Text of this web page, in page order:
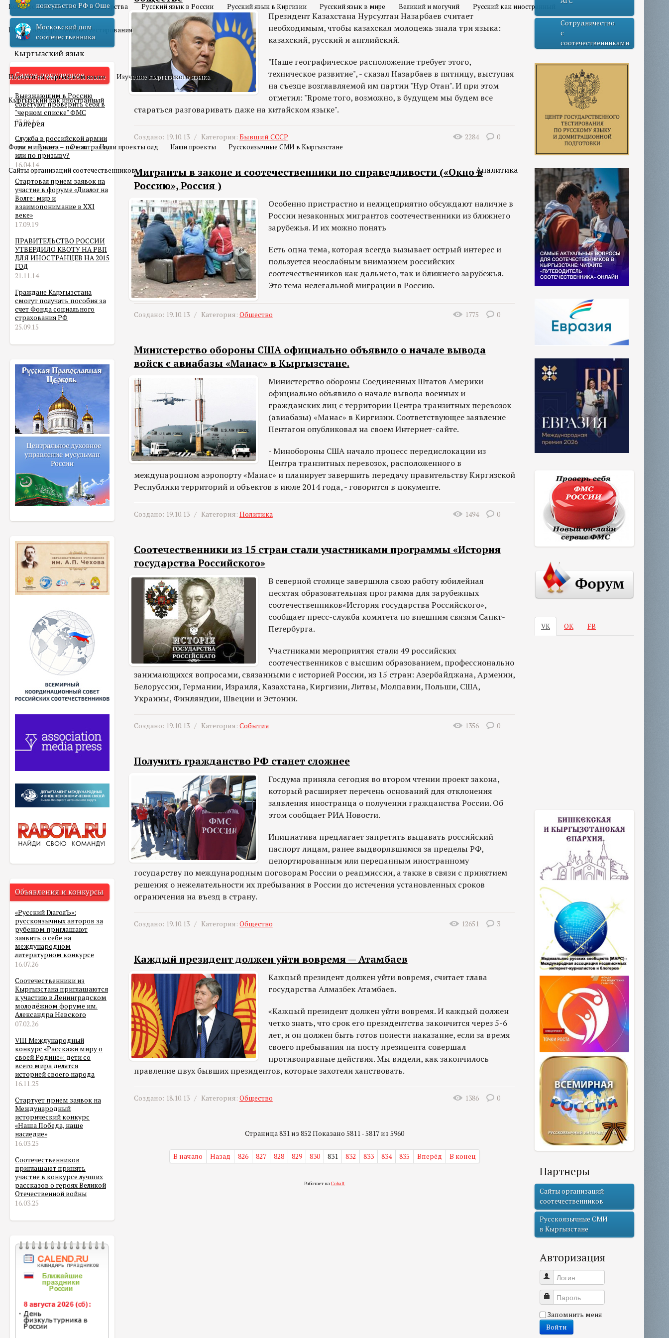
Конкурс педагогического мастерства Русский язык в России Русский язык в Киргизии Русский язык в мире Великий и могучий Русский как иностранный
Центр государственного тестирования
Кыргызский язык
Новости на кыргызском языке Изучение кыргызского языка
Кыргызский как иностранный
Галерея
Фото Видео О нас Наши проекты олд Наши проекты Русскоязычные СМИ в Кыргызстане
Сайты организаций соотечественников Аналитика
консульство РФ в Оше
Московский дом
соотечественника
Самое популярное
Выезжающим в Россию
советуют проверить себя в
"черном списке" ФМС
03.06.14
Служба в российской армии
для мигранта – по контракту
или по призыву?
16.04.14
Стартовал прием заявок на
участие в форуме «Диалог на
Волге: мир и
взаимопонимание в XXI
веке»
17.09.19
ПРАВИТЕЛЬСТВО РОССИИ
УТВЕРДИЛО КВОТУ НА РВП
ДЛЯ ИНОСТРАНЦЕВ НА 2015
ГОД
21.11.14
Граждане Кыргызстана
смогут получать пособия за
счет Фонда социального
страхования РФ
25.09.15
Объявления и конкурсы
«Русский ГлаголЪ»:
русскоязычных авторов за
рубежом приглашают
заявить о себе на
международном
литературном конкурсе
16.07.26
Соотечественники из
Кыргызстана приглашаются
к участию в Ленинградском
молодёжном форуме им.
Александра Невского
07.02.26
VIII Международный
конкурс «Расскажи миру о
своей Родине»: дети со
всего мира делятся
историей своего народа
16.11.25
Стартует прием заявок на
Международный
исторический конкурс
«Наша Победа, наше
наследие»
16.03.25
Соотечественников
приглашают принять
участие в конкурсе лучших
рассказов о героях Великой
Отечественной войны
16.03.25
Президент Казахстана Нурсултан Назарбаев считает
необходимым, чтобы казахская молодежь знала три языка:
казахский, русский и английский.
"Наше географическое расположение требует этого,
техническое развитие", - сказал Назарбаев в пятницу, выступая
на съезде возглавляемой им партии "Нур Отан". И при этом
отметил: "Rроме того, возможно, в будущем мы будем все
стараться разговаривать даже на китайском языке".
Создано: 19.10.13 / Категория: Бывший СССР 2284 0
Мигранты в законе и соотечественники по справедливости («Окно в
Россию», Россия )
Особенно пристрастно и нелицеприятно обсуждают наличие в
России незаконных мигрантов соотечественники из ближнего
зарубежья. И их можно понять
Есть одна тема, которая всегда вызывает острый интерес и
пользуется неослабным вниманием российских
соотечественников как дальнего, так и ближнего зарубежья.
Это тема нелегальной миграции в Россию.
Создано: 19.10.13 / Категория: Общество 1775 0
Министерство обороны США официально объявило о начале вывода
войск с авиабазы «Манас» в Кыргызстане.
Министерство обороны Соединенных Штатов Америки
официально объявило о начале вывода военных и
гражданских лиц с территории Центра транзитных перевозок
(авиабазы) «Манас» в Киргизии. Соответствующее заявление
Пентагон опубликовал на своем Интернет-сайте.
- Минобороны США начало процесс передислокации из
Центра транзитных перевозок, расположенного в
международном аэропорту «Манас» и планирует завершить передачу правительству Киргизской
Республики территорий и объектов в июле 2014 года, - говорится в документе.
Создано: 19.10.13 / Категория: Политика 1494 0
Соотечественники из 15 стран стали участниками программы «История
государства Российского»
В северной столице завершила свою работу юбилейная
десятая образовательная программа для зарубежных
соотечественников«История государства Российского»,
сообщает пресс-служба комитета по внешним связям Санкт-
Петербурга.
Участниками мероприятия стали 49 российских
соотечественников с высшим образованием, профессионально
занимающихся вопросами, связанными с историей России, из 15 стран: Азербайджана, Армении,
Белоруссии, Германии, Израиля, Казахстана, Киргизии, Литвы, Молдавии, Польши, США,
Украины, Финляндии, Швеции и Эстонии.
Создано: 19.10.13 / Категория: События 1356 0
Получить гражданство РФ станет сложнее
Госдума приняла сегодня во втором чтении проект закона,
который расширяет перечень оснований для отклонения
заявления иностранца о получении гражданства России. Об
этом сообщает РИА Новости.
Инициатива предлагает запретить выдавать российский
паспорт лицам, ранее выдворявшимся за пределы РФ,
депортированным или переданным иностранному
государству по международным договорам России о реадмиссии, а также в связи с принятием
решения о нежелательности их пребывания в России до истечения установленных сроков
ограничения на въезд в страну.
Создано: 19.10.13 / Категория: Общество 12651 3
Каждый президент должен уйти вовремя — Атамбаев
Каждый президент должен уйти вовремя, считает глава
государства Алмазбек Атамбаев.
«Каждый президент должен уйти вовремя. И каждый должен
четко знать, что срок его президентства закончится через 5-6
лет, и он должен быть готов понести наказание, если за время
своего пребывания на посту президента совершал
противоправные действия. Мы видели, как закончилось
правление двух бывших президентов, которые захотели ханствовать.
Создано: 18.10.13 / Категория: Общество 1386 0
Страница 831 из 852 Показано 5811 - 5817 из 5960
В начало Назад 826 827 828 829 830 831 832 833 834 835 Вперёд В конец
Работает наCobalt
Сотрудничество
с
соотечественниками
VK ОК FB
Партнеры
Сайты организаций
соотечественников
Русскоязычные СМИ
в Кыргызстане
Авторизация
Логин
Пароль
Запомнить меня
Войти